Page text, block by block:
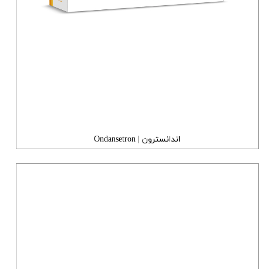
اندانسترون | Ondansetron